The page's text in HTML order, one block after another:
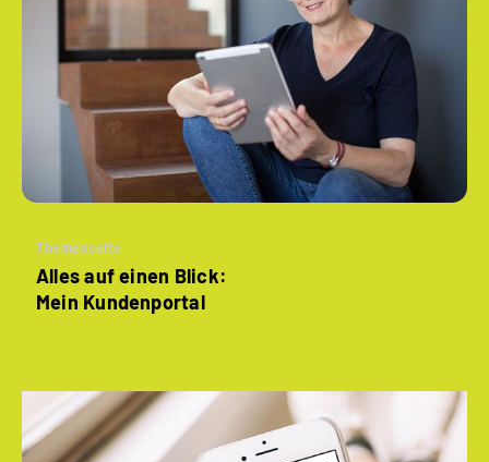
Themenseite
Alles auf einen Blick:
Mein Kundenportal